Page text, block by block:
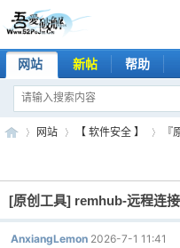
网站 新帖 帮助
吾 »
网站
›
【 软件安全 】
›
『
[原创工具] remhub-远程连
AnxiangLemon 2026-7-1 11:41